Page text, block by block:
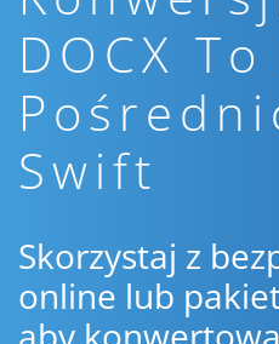
DOCX To
Swift
Skorzystaj z
online lub